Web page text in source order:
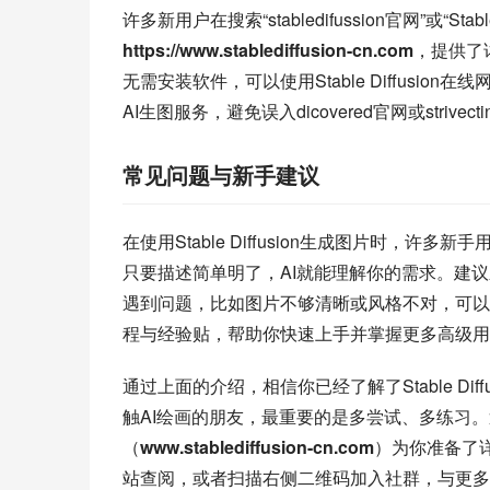
许多新用户在搜索“stabledifussion官网”或
https://www.stablediffusion-cn.com ，提供
无需安装软件，可以使用Stable Diffusion在线
AI生图服务，避免误入dicovered官网或
常见问题与新手建议
在使用Stable Diffusion生成图片时，许多新手
只要描述简单明了，AI就能理解你的需求。建
遇到问题，比如图片不够清晰或风格不对，可
程与经验贴，帮助你快速上手并掌握更多高级
通过上面的介绍，相信你已经了解了Stable
触AI绘画的朋友，最重要的是多尝试、多练习
（www.stablediffusion-cn.com）为你准备了
站查阅，或者扫描右侧二维码加入社群，与更